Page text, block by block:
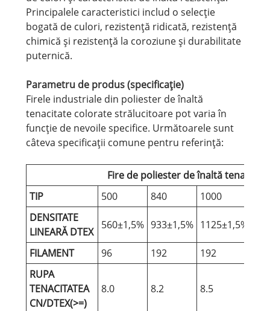
Principalele caracteristici includ o selecție
bogată de culori, rezistență ridicată, rezistență
chimică și rezistență la coroziune și durabilitate
puternică.
Parametru de produs (specificație)
Firele industriale din poliester de înaltă
tenacitate colorate strălucitoare pot varia în
funcție de nevoile specifice. Următoarele sunt
câteva specificații comune pentru referință:
Fire de poliester de înaltă
TIP
500 840 1000
DENSITATE
LINEARĂ DTEX
560±1,5% 933±1,5% 1125±1,5%
FILAMENT 96 192 192
RUPA
TENACITATEA
CN/DTEX(>=)
8.0 8.2 8.5